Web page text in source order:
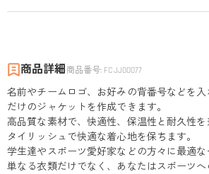
商品詳細 商品番号: FCJJ00077
名前やチームロゴ、お好みの背番号などを
だけのジャケットを作成できます。
高品質な素材で、快適性、保温性と耐久性
タイリッシュで快適な着心地を保ちます。
学生達やスポーツ愛好家などの方々に最適な
単なる衣類だけでなく、あなたはスポーツ